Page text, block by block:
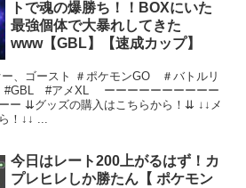
トで魂の爆勝ち！！BOXにいた
最強個体で大暴れしてきた
www【GBL】【速成カップ】
、ゴースト ＃ポケモンGO ＃バトルリ
#アメXL ーーーーーーーーーー
ー ⇊グッズの購入はこちらから！⇊ ↓↓メ
！↓↓ ...
今日はレート200上がるはず！カ
プレヒレしか勝たん【 ポケモン